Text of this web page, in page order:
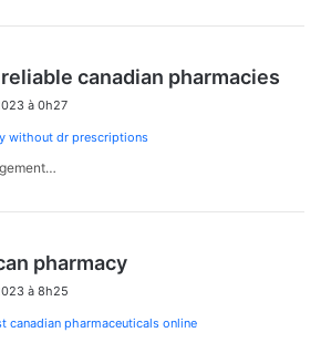
canadian pharmacies
à 0h27
without dr prescriptions
pharmacy
à 8h25
canadian pharmaceuticals online